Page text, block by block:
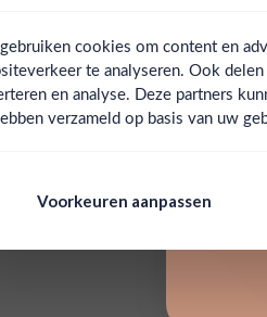
cookies om content en
te analyseren. Ook
en analyse. Deze partners
verzameld op basis van uw
Voorkeuren aanpassen